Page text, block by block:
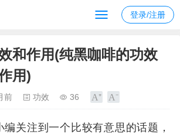
登录/注册
和作用(纯黑咖啡的功效
用)
前 功效 36
编关注到一个比较有意思的话题，